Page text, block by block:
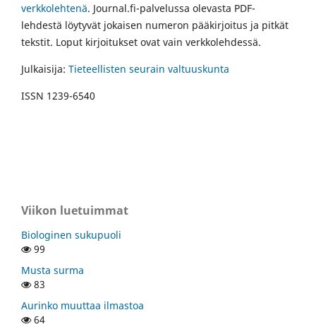
verkkolehtenä. Journal.fi-palvelussa olevasta PDF-
lehdestä löytyvät jokaisen numeron pääkirjoitus ja pitkät
tekstit. Loput kirjoitukset ovat vain verkkolehdessä.
Julkaisija: Tieteellisten seurain valtuuskunta
ISSN 1239-6540
Viikon luetuimmat
Biologinen sukupuoli
99
Musta surma
83
Aurinko muuttaa ilmastoa
64